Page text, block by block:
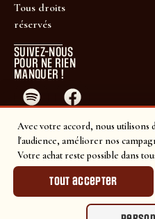
Avec votre accord, nous utilisons
l'audience, améliorer nos
Votre achat reste possible dans
Tout accepter
Tous droits
réservés
SUIVEZ-NOUS
POUR NE RIEN
MANQUER !